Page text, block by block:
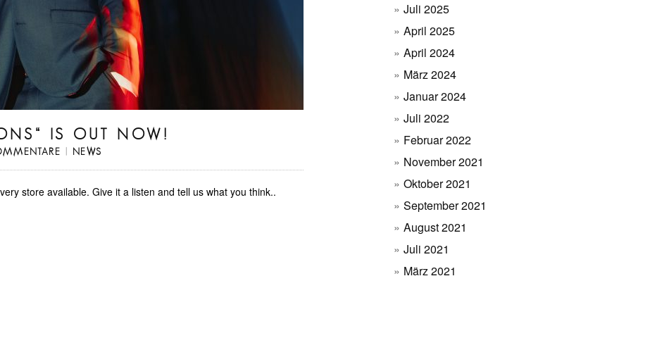
IS OUT NOW!
NEWS
store available. Give it a listen and tell us what you think..
Juli 2025
April 2025
April 2024
März 2024
Januar 2024
Juli 2022
Februar 2022
November 2021
Oktober 2021
September 2021
August 2021
Juli 2021
März 2021